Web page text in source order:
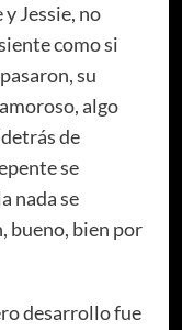
Jessie, no
como si
su
algo
de
se
nada se
bueno, bien por
desarrollo fue